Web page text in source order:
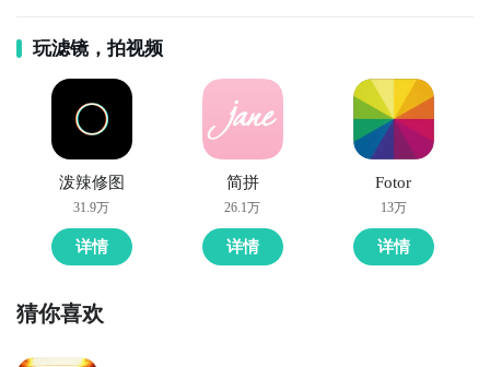
玩滤镜，拍视频
泼辣修图
31.9万
详情
简拼
26.1万
详情
Fotor
13万
详情
猜你喜欢